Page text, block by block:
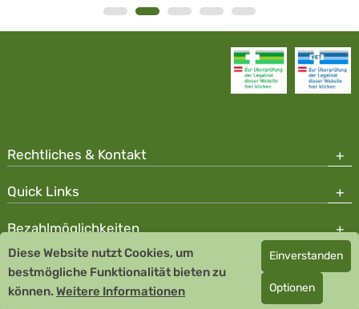
Rechtliches & Kontakt
Quick Links
Bezahlmöglichkeiten
Copyright © 2026 Team Santé Salvator Apotheke
Remedia Homöopathie GmbH GMP zertifizierter Arzneihersteller
Diese Website nutzt Cookies, um
bestmögliche Funktionalität bieten zu
können. Weitere Informationen
Einverstanden
Optionen